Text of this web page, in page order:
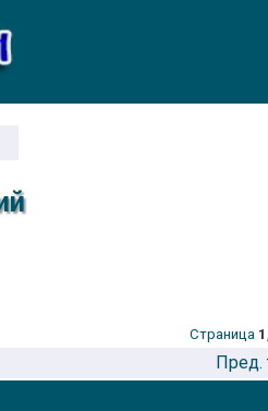
Стрaница 1 ,
Пред.